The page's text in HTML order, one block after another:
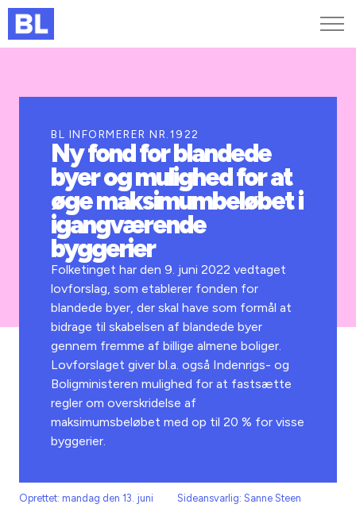
Kurser og arrangementer
Jobportalen
BL INFORMERER NR.1922
Ny fond for blandede
byer og mulighed for at
øge maksimumbeløbet i
igangværende
byggerier
Folketinget har den 9. juni 2022 vedtaget
lovforslag, som etablerer fonden for
blandede byer, der skal have som formål at
bidrage til skabelsen af blandede byer
gennem fremme af billige almene boliger.
Lovforslaget giver bl.a. også Indenrigs- og
Boligministeren mulighed for at fastsætte
regler om overskridelse af
maksimumsbeløbet med op til 20 % for visse
byggerier.
Oprettet: mandag den 13. juni
Sideansvarlig: Sanne Steen